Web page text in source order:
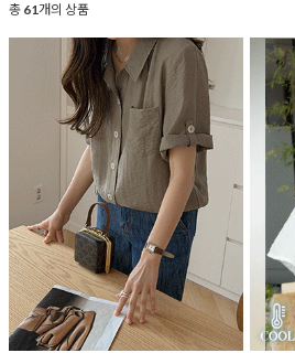
총 61개의 상품